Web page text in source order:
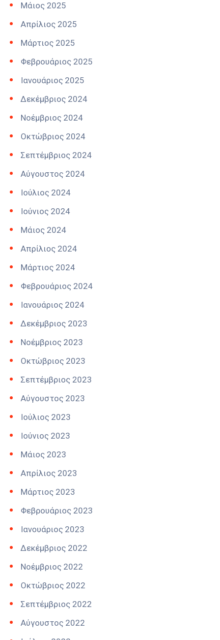
Μάιος 2025
Απρίλιος 2025
Μάρτιος 2025
Φεβρουάριος 2025
Ιανουάριος 2025
Δεκέμβριος 2024
Νοέμβριος 2024
Οκτώβριος 2024
Σεπτέμβριος 2024
Αύγουστος 2024
Ιούλιος 2024
Ιούνιος 2024
Μάιος 2024
Απρίλιος 2024
Μάρτιος 2024
Φεβρουάριος 2024
Ιανουάριος 2024
Δεκέμβριος 2023
Νοέμβριος 2023
Οκτώβριος 2023
Σεπτέμβριος 2023
Αύγουστος 2023
Ιούλιος 2023
Ιούνιος 2023
Μάιος 2023
Απρίλιος 2023
Μάρτιος 2023
Φεβρουάριος 2023
Ιανουάριος 2023
Δεκέμβριος 2022
Νοέμβριος 2022
Οκτώβριος 2022
Σεπτέμβριος 2022
Αύγουστος 2022